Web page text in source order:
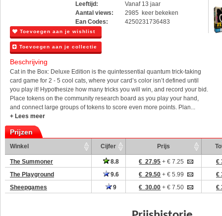
Leeftijd:
Vanaf 13 jaar
Aantal views:
2985 keer bekeken
Ean Codes:
4250231736483
Toevoegen aan je wishlist
Toevoegen aan je collectie
Beschrijving
Cat in the Box: Deluxe Edition is the quintessential quantum trick-taking
card game for 2 - 5 cool cats, where your card’s color isn’t defined until
you play it! Hypothesize how many tricks you will win, and record your bid.
Place tokens on the community research board as you play your hand,
and connect large groups of tokens to score even more points. Plan...
+ Lees meer
Prijzen
Winkel Cijfer Prijs
The Summoner 8.8 € 27.95 + € 7.25
€
The Playground
9.6 € 29.50 + € 5.99
€
Sheepgames
9 € 30.00 + € 7.50 €